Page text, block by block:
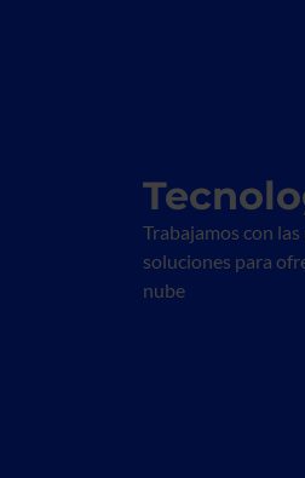
Trabajamos con
soluciones para
nube